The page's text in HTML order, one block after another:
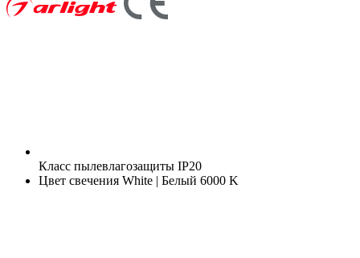
Класс пылевлагозащиты IP20
Цвет свечения White | Белый 6000 K